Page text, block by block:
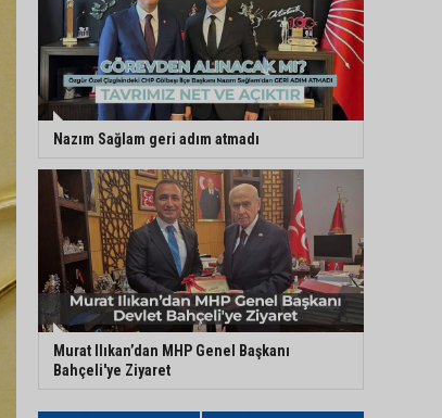
Nazım Sağlam geri adım atmadı
Murat Ilıkan’dan MHP Genel Başkanı
Bahçeli'ye Ziyaret